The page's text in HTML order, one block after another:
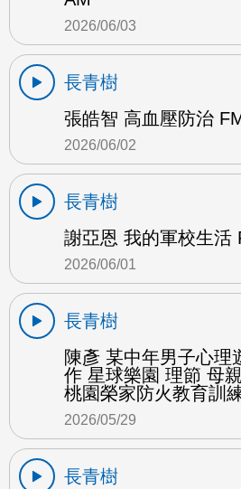
2026/06/03
長青樹
張皓智 高血壓防治
2026/06/02
長青樹
謝亞恩 我的軍校生活
2026/06/01
長青樹
陳彥 某中年男子心理
作 星球樂園 理節 母
桃園榮家防火教育訓
2026/05/29
長青樹